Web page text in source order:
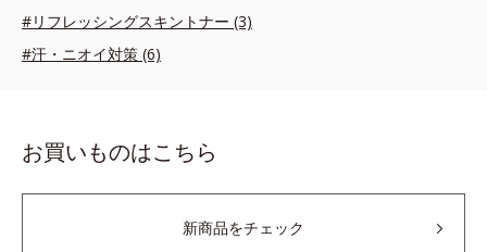
#リフレッシングスキントナー (3)
#汗・ニオイ対策 (6)
お買いものはこちら
新商品をチェック